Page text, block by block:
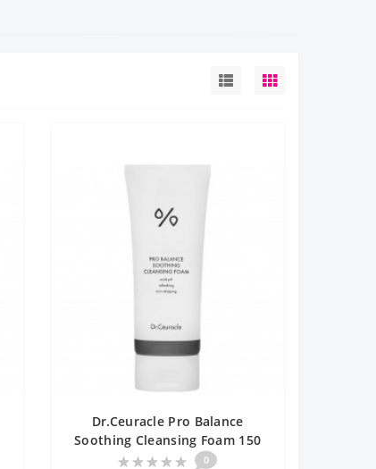
Dr.Ceuracle Pro Balance
Soothing Cleansing Foam 150
ml Гель для вмивання з
0